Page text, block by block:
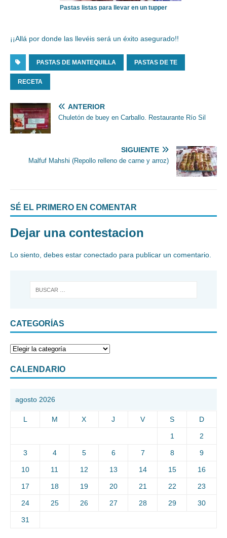
Pastas listas para llevar en un tupper
¡¡Allá por donde las llevéis será un éxito asegurado!!
PASTAS DE MANTEQUILLA PASTAS DE TE
RECETA
ANTERIOR
Chuletón de buey en Carballo. Restaurante Río Sil
SIGUIENTE
Malfuf Mahshi (Repollo relleno de carne y arroz)
SÉ EL PRIMERO EN COMENTAR
Dejar una contestacion
Lo siento, debes estar conectado para publicar un comentario.
CATEGORÍAS
CALENDARIO
agosto 2026
L M X J V S D
1 2
3 4 5 6 7 8 9
10 11 12 13 14 15 16
17 18 19 20 21 22 23
24 25 26 27 28 29 30
31